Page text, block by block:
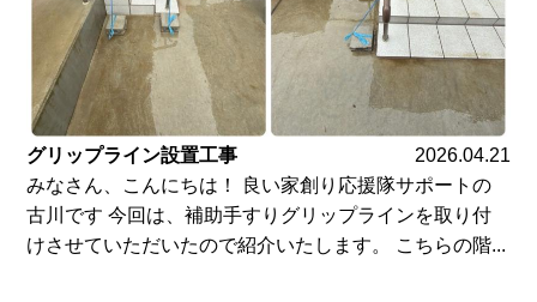
グリップライン設置工事
2026.04.21
みなさん、こんにちは！ 良い家創り応援隊サポートの
古川です 今回は、補助手すりグリップラインを取り付
けさせていただいたので紹介いたします。 こちらの階...